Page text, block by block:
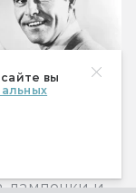
вы
лампочки и